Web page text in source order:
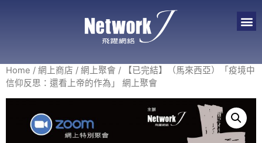
Home / 網上商店 / 網上聚會 / 【已完結】（馬來西亞）「疫境中
信仰反思：還看上帝的作為」 網上聚會